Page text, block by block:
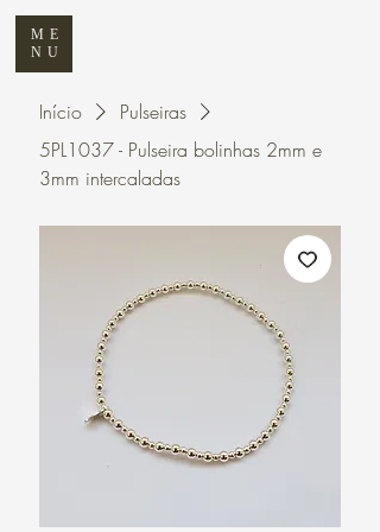
ME
NU
Início
Pulseiras
5PL1037 - Pulseira bolinhas 2mm e
3mm intercaladas